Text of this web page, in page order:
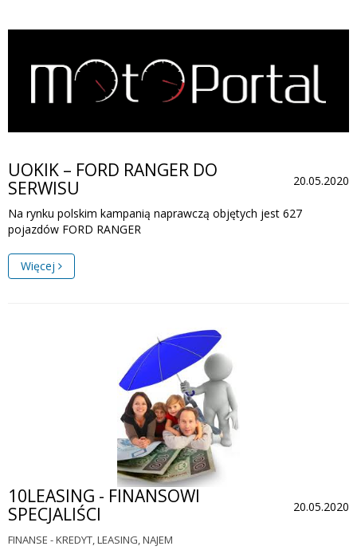
20.05.2020
UOKIK – FORD RANGER DO
SERWISU
Na rynku polskim kampanią naprawczą objętych jest 627
pojazdów FORD RANGER
Więcej
20.05.2020
10LEASING - FINANSOWI
SPECJALIŚCI
FINANSE - KREDYT, LEASING, NAJEM